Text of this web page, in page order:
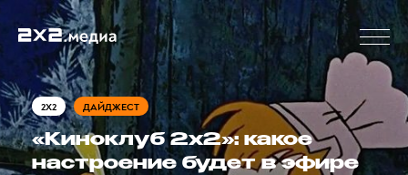
2X2 ДАЙДЖЕСТ
«Киноклуб 2х2»: какое
настроение будет в эфире